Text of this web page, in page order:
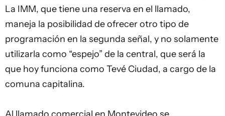
La IMM, que tiene una reserva en el llamado,
maneja la posibilidad de ofrecer otro tipo de
programación en la segunda señal, y no solamente
utilizarla como “espejo” de la central, que será la
que hoy funciona como Tevé Ciudad, a cargo de la
comuna capitalina.
Al llamado comercial en Montevideo se